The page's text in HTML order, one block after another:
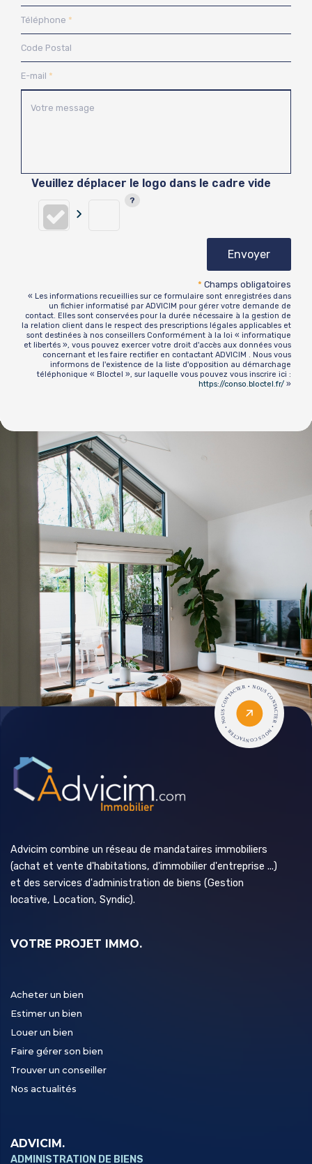
Téléphone
Code Postal
E-mail
Votre message
Veuillez déplacer le logo dans le cadre vide
Envoyer
* Champs obligatoires
« Les informations recueillies sur ce formulaire sont enregistrées dans
un fichier informatisé par ADVICIM pour gérer votre demande de
contact. Elles sont conservées pour la durée nécessaire à la gestion de
la relation client dans le respect des prescriptions légales applicables et
sont destinées à nos conseillers Conformément à la loi « informatique
et libertés », vous pouvez exercer votre droit d'accès aux données vous
concernant et les faire rectifier en contactant ADVICIM . Nous vous
informons de l'existence de la liste d'opposition au démarchage
téléphonique « Bloctel », sur laquelle vous pouvez vous inscrire ici :
https://conso.bloctel.fr/ »
Advicim combine un réseau de mandataires immobiliers
(achat et vente d'habitations, d'immobilier d'entreprise ...)
et des services d'administration de biens (Gestion
locative, Location, Syndic).
VOTRE PROJET IMMO.
Acheter un bien
Estimer un bien
Louer un bien
Faire gérer son bien
Trouver un conseiller
Nos actualités
ADVICIM.
ADMINISTRATION DE BIENS